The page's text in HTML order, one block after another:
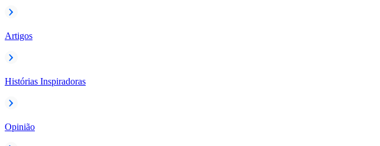
Artigos
Histórias Inspiradoras
Opinião